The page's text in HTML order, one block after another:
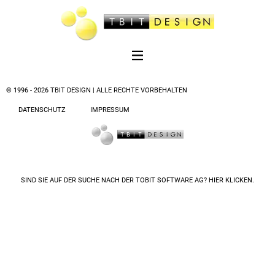
© 1996 - 2026 TBIT DESIGN | ALLE RECHTE VORBEHALTEN
DATENSCHUTZ IMPRESSUM
SIND SIE AUF DER SUCHE NACH DER TOBIT SOFTWARE AG? HIER KLICKEN.